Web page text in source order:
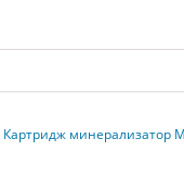
Картридж минерализатор